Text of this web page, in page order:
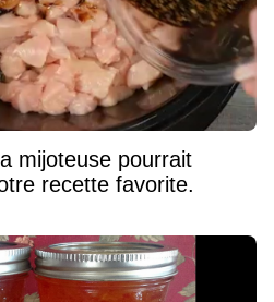
mijoteuse pourrait
recette favorite.